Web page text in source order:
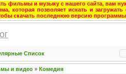
фильмы и музыку с нашего сайта, вам
которая позволяет искать и
скачать последнюю версию
Список
и видео » Комедия